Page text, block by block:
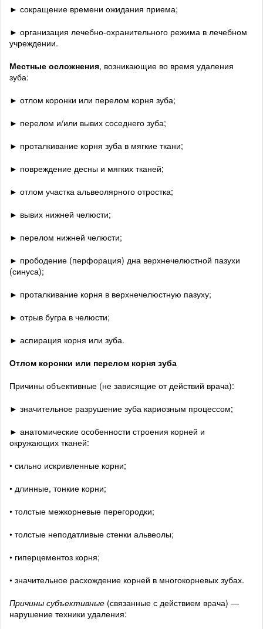
► сокращение времени ожидания приема;
► организация лечебно-охранительного режима в лечебном
учреждении.
Местные осложнения, возникающие во время удаления
зуба:
► отлом коронки или перелом корня зуба;
► перелом и/или вывих соседнего зуба;
► проталкивание корня зуба в мягкие ткани;
► повреждение десны и мягких тканей;
► отлом участка альвеолярного отростка;
► вывих нижней челюсти;
► перелом нижней челюсти;
► прободение (перфорация) дна верхнечелюстной пазухи
(синуса);
► проталкивание корня в верхнечелюстную пазуху;
► отрыв бугра в челюсти;
► аспирация корня или зуба.
Отлом коронки или перелом корня зуба
Причины объективные (не зависящие от действий врача):
► значительное разрушение зуба кариозным процессом;
► анатомические особенности строения корней и
окружающих тканей:
• сильно искривленные корни;
• длинные, тонкие корни;
• толстые межкорневые перегородки;
• толстые неподатливые стенки альвеолы;
• гиперцементоз корня;
• значительное расхождение корней в многокорневых зубах.
Причины субъективные (связанные с действием врача) —
нарушение техники удаления: